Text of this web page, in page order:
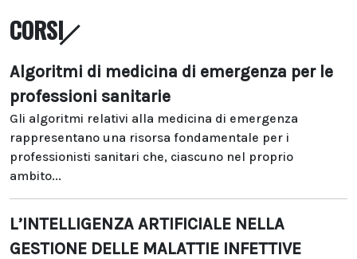
CORSI
Algoritmi di medicina di emergenza per le
professioni sanitarie
Gli algoritmi relativi alla medicina di emergenza
rappresentano una risorsa fondamentale per i
professionisti sanitari che, ciascuno nel proprio
ambito...
L’INTELLIGENZA ARTIFICIALE NELLA
GESTIONE DELLE MALATTIE INFETTIVE